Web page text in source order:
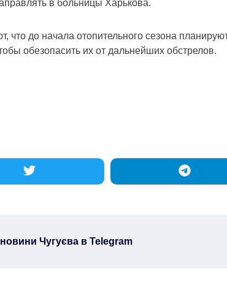
в больницы Харькова.
что до начала отопительного сезона
обезопасить их от дальнейших обстрелов.
Чугуєва в Telegram